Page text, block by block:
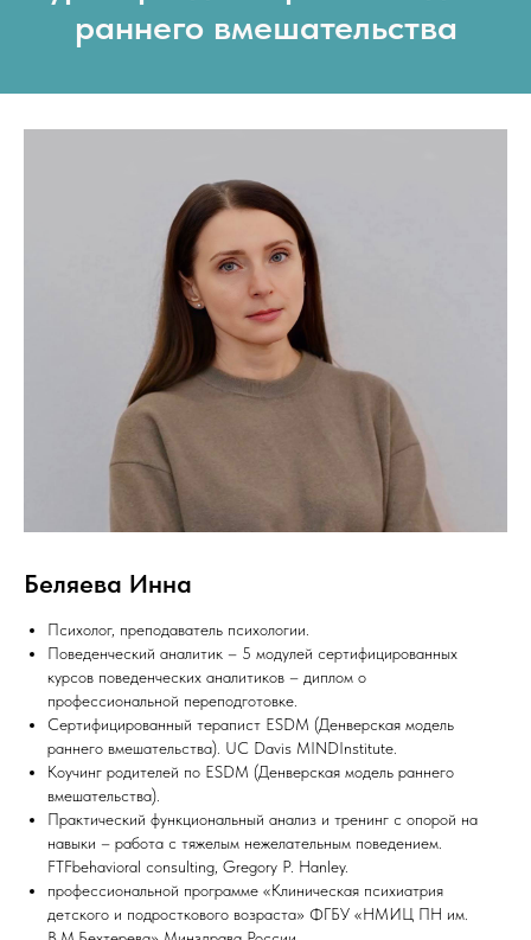
раннего вмешательства
Беляева Инна
Психолог, преподаватель психологии.
Поведенческий аналитик – 5 модулей сертифицированных
курсов поведенческих аналитиков – диплом о
профессиональной переподготовке.
Сертифицированный терапист ESDM (Денверская модель
раннего вмешательства). UC Davis MINDInstitute.
Коучинг родителей по ESDM (Денверская модель раннего
вмешательства).
Практический функциональный анализ и тренинг с опорой на
навыки – работа с тяжелым нежелательным поведением.
FTFbehavioral consulting, Gregory P. Hanley.
профессиональной программе «Клиническая психиатрия
детского и подросткового возраста» ФГБУ «НМИЦ ПН им.